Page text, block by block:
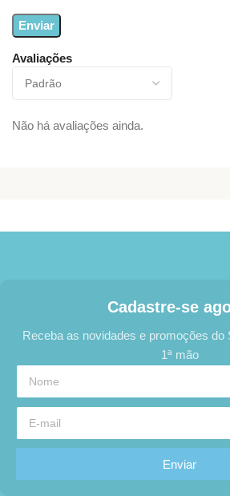
Avaliações
Não há avaliações ainda.
Cadastre-se
Receba as novidades e promoções do
1ª mão
Enviar